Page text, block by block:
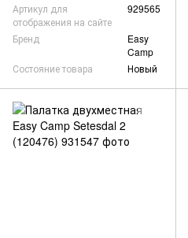
Артикул для
отображения на сайте
929565
Бренд
Easy
Camp
Состояние товара
Новый